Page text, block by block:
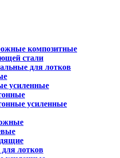
композитные
стали
для лотков
усиленные
усиленные
лотков